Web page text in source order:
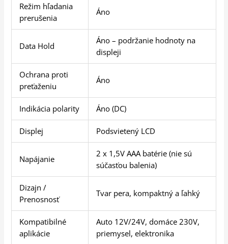
Režim hľadania
prerušenia
Áno
Data Hold
Áno – podržanie hodnoty na
displeji
Ochrana proti
preťaženiu
Áno
Indikácia polarity Áno (DC)
Displej Podsvietený LCD
Napájanie
2 x 1,5V AAA batérie (nie sú
súčasťou balenia)
Dizajn /
Prenosnosť
Tvar pera, kompaktný a ľahký
Kompatibilné
aplikácie
Auto 12V/24V, domáce 230V,
priemysel, elektronika